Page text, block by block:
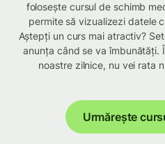
folosește cursul de schimb
permite să vizualizezi datele
Aștepți un curs mai atractiv?
anunța când se va îmbunătăți.
noastre zilnice, nu vei rata
Urmărește